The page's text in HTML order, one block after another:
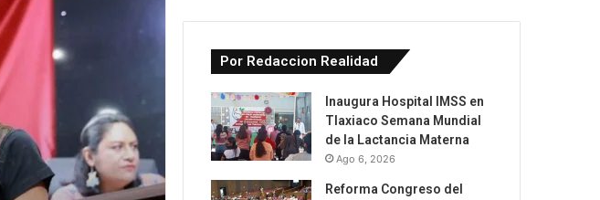
Por Redaccion Realidad
Inaugura Hospital IMSS en
Tlaxiaco Semana Mundial
de la Lactancia Materna
Ago 6, 2026
Reforma Congreso del